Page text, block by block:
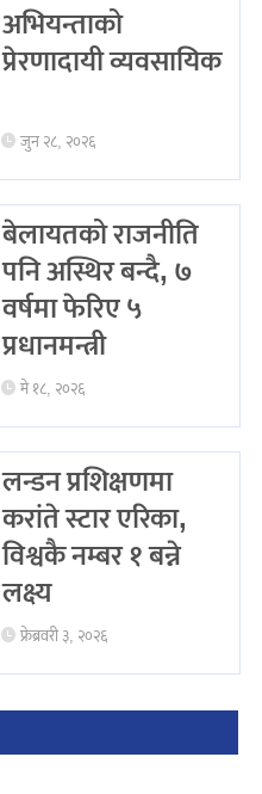
अभियन्ताको
प्रेरणादायी व्यवसायिक
जुन २८, २०२६
बेलायतको राजनीति
पनि अस्थिर बन्दै, ७
वर्षमा फेरिए ५
प्रधानमन्त्री
मे १८, २०२६
लन्डन प्रशिक्षणमा
करांते स्टार एरिका,
विश्वकै नम्बर १ बन्ने
लक्ष्य
फ्रेब्रवरी ३, २०२६